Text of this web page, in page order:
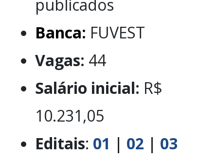
publicados
Banca: FUVEST
Vagas: 44
Salário inicial: R$
10.231,05
Editais: 01 | 02 | 03